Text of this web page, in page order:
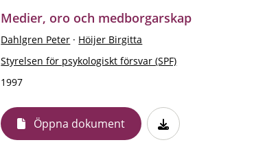
Medier, oro och medborgarskap
Dahlgren Peter · Höijer Birgitta
Styrelsen för psykologiskt försvar (SPF)
1997
Öppna dokument